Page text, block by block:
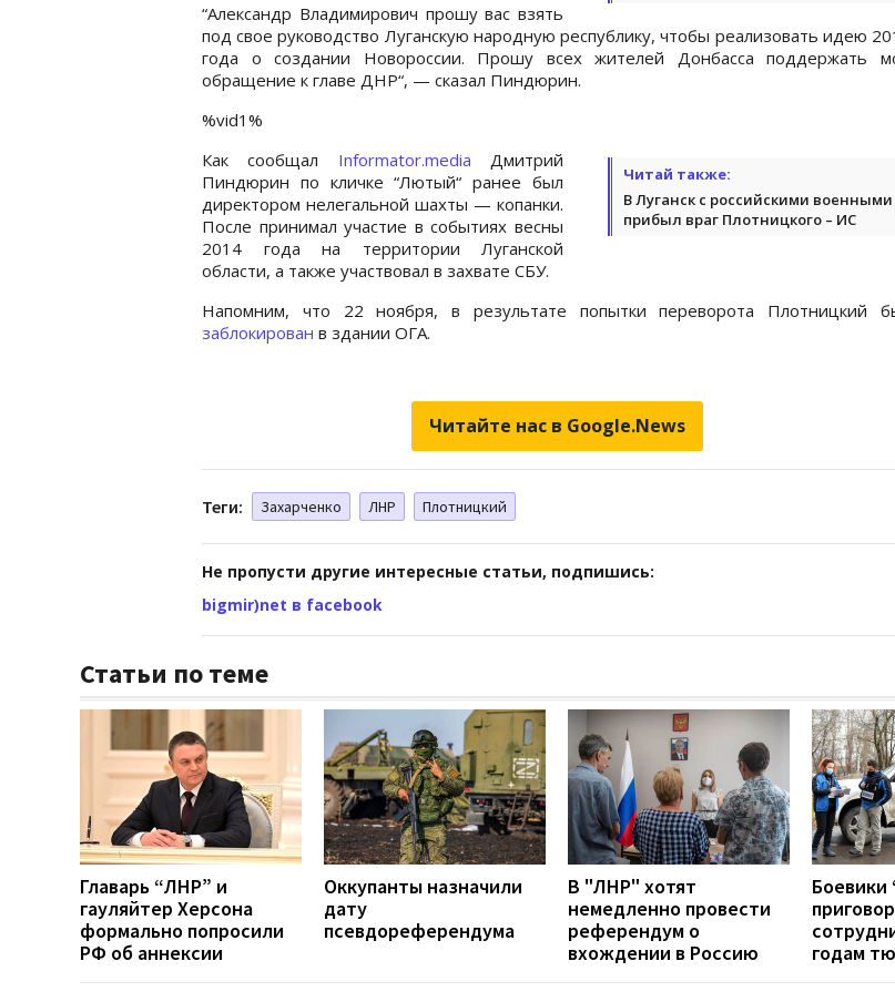
“Александр Владимирович прошу вас взять
под свое руководство Луганскую народную республику, чтобы реализовать идею
года о создании Новороссии. Прошу всех жителей Донбасса поддержать
обращение к главе ДНР“, — сказал Пиндюрин.
%vid1%
Читай также:
В Луганск с российскими военными
прибыл враг Плотницкого – ИС
Как сообщал Informator.media Дмитрий
Пиндюрин по кличке “Лютый“ ранее был
директором нелегальной шахты — копанки.
После принимал участие в событиях весны
2014 года на территории Луганской
области, а также участвовал в захвате СБУ.
Напомним, что 22 ноября, в результате попытки переворота Плотницкий
заблокирован в здании ОГА.
Читайте нас в Google.News
Теги: Захарченко ЛНР Плотницкий
Не пропусти другие интересные статьи, подпишись:
bigmir)net в facebook
Статьи по теме
Главарь “ЛНР” и
гауляйтер Херсона
формально попросили
РФ об аннексии
Оккупанты назначили
дату
псевдореферендума
В "ЛНР" хотят
немедленно провести
референдум о
вхождении в Россию
Боевики
годам